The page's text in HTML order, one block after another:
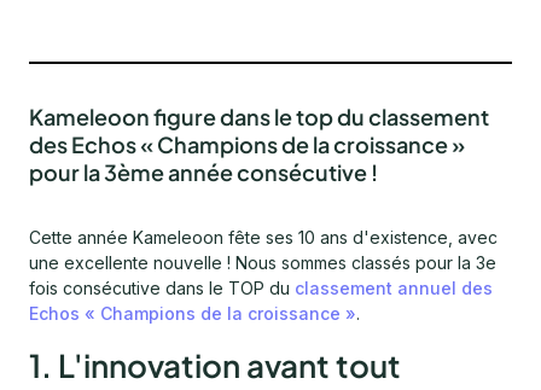
Kameleoon figure dans le top du classement
des Echos « Champions de la croissance »
pour la 3ème année consécutive !
Cette année Kameleoon fête ses 10 ans d'existence, avec
une excellente nouvelle ! Nous sommes classés pour la 3e
fois consécutive dans le TOP du classement annuel des
Echos « Champions de la croissance ».
1. L'innovation avant tout